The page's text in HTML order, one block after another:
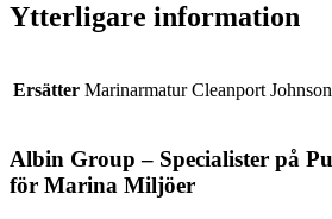
Ytterligare information
Ersätter Marinarmatur Cleanport
Albin Group – Specialister på
för Marina Miljöer